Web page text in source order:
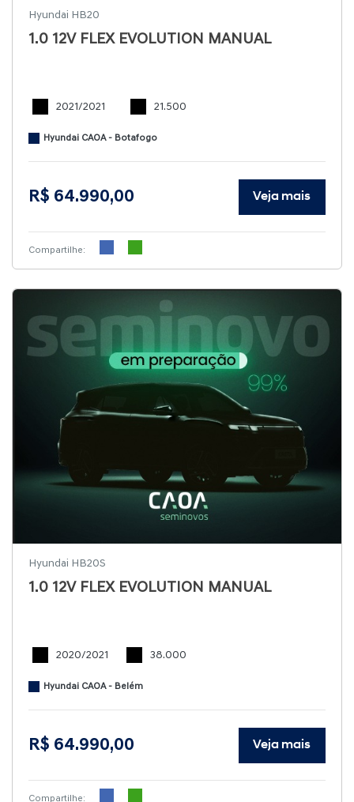
Hyundai HB20
1.0 12V FLEX EVOLUTION MANUAL
2021/2021 21.500
Hyundai CAOA - Botafogo
R$ 64.990,00 Veja mais
Compartilhe:
Hyundai HB20S
1.0 12V FLEX EVOLUTION MANUAL
2020/2021 38.000
Hyundai CAOA - Belém
R$ 64.990,00 Veja mais
Compartilhe: